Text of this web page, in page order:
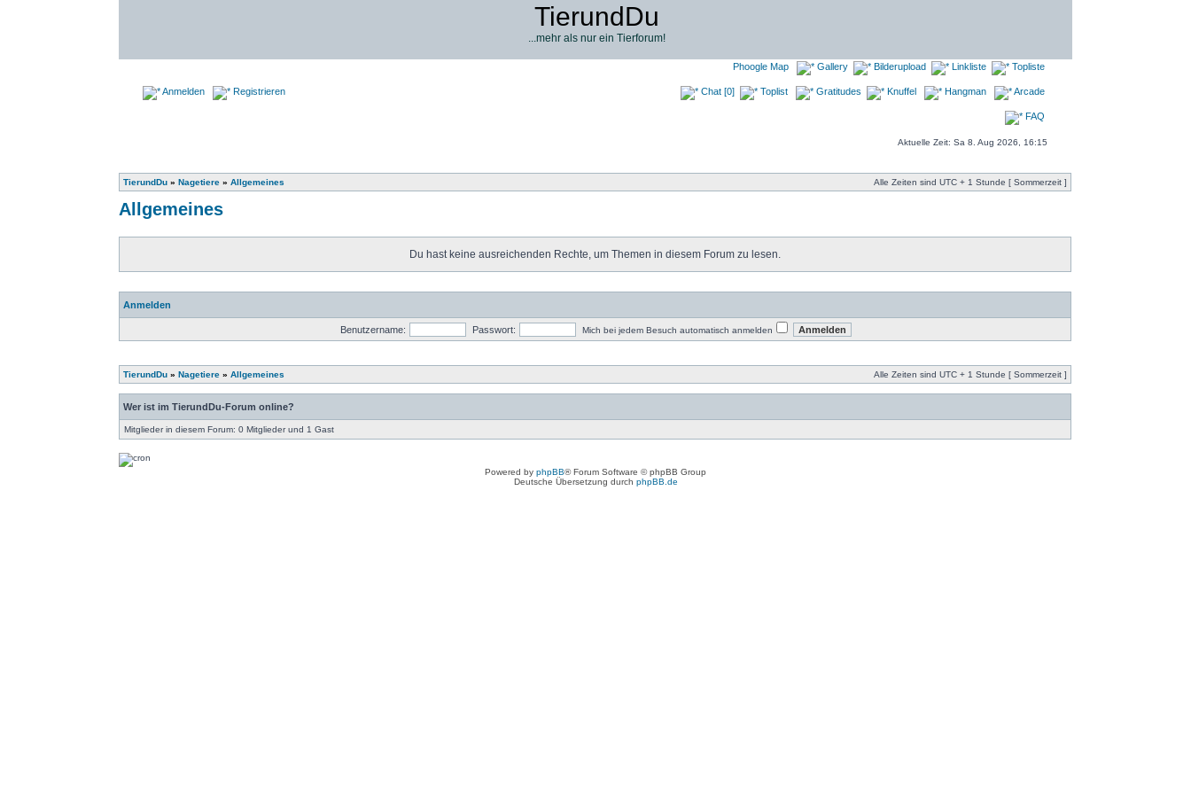
TierundDu
...mehr als nur ein Tierforum!
Anmelden Registrieren
Phoogle Map Gallery Bilderupload Linkliste Topliste
Chat [0] Toplist Gratitudes Knuffel Hangman Arcade
FAQ
Aktuelle Zeit: Sa 8. Aug 2026, 16:15
TierundDu »Nagetiere »Allgemeines Alle Zeiten sind UTC + 1 Stunde [ Sommerzeit ]
Allgemeines
Du hast keine ausreichenden Rechte, um Themen in diesem Forum zu lesen.
Anmelden
Benutzername: Passwort: Mich bei jedem Besuch automatisch anmelden
TierundDu »Nagetiere »Allgemeines Alle Zeiten sind UTC + 1 Stunde [ Sommerzeit ]
Wer ist im TierundDu-Forum online?
Mitglieder in diesem Forum: 0 Mitglieder und 1 Gast
Powered by phpBB® Forum Software © phpBB Group
Deutsche Übersetzung durch phpBB.de